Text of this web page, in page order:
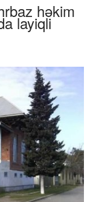
həkim
layiqli